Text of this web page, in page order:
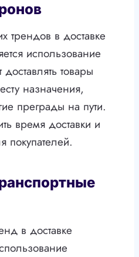
трендов в доставке
использование
товары
назначения,
преграды на пути.
время доставки и
покупателей.
в доставке